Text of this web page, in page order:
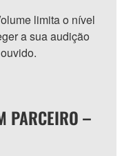
limita o nível
a sua audição
PARCEIRO –